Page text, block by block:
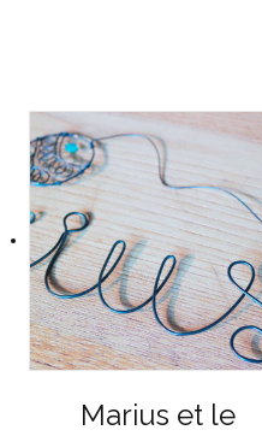
Marius et le